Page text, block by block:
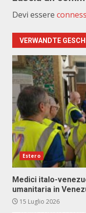
Devi essere
VERWANDTE
Estero
Medici italo-
umanitaria in
15 Luglio 2026